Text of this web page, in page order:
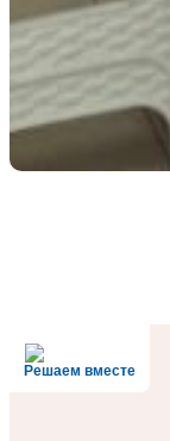
Решаем вместе